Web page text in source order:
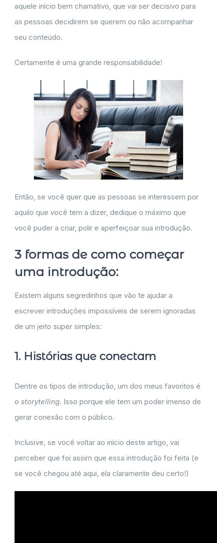
aquele início bem chamativo, que vai ser decisivo para
as pessoas decidirem se querem ou não acompanhar
seu conteúdo.
Certamente é uma grande responsabilidade!
Então, se você quer que as pessoas se interessem por
aquilo que você tem a dizer, dedique o máximo que
você puder a criar, polir e aperfeiçoar sua introdução.
3 formas de como começar
uma introdução:
Existem alguns segredinhos que vão te ajudar a
escrever introduções impossíveis de serem ignoradas
de um jeito super simples:
1. Histórias que conectam
Dentre os tipos de introdução, um dos meus favoritos é
o storytelling. Isso porque ele tem um poder imenso de
gerar conexão com o público.
Inclusive, se você voltar ao início deste artigo, vai
perceber que foi assim que essa introdução foi feita (e
se você chegou até aqui, ela claramente deu certo!)